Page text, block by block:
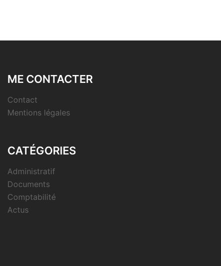
ME CONTACTER
Contact
Mentions légales
CATÉGORIES
Administratif
Documents
Comptabilité
Actus